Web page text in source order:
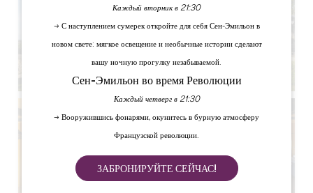
Каждый вторник в 21:30
→ С наступлением сумерек откройте для себя Сен-Эмильон в
новом свете: мягкое освещение и необычные истории сделают
вашу ночную прогулку незабываемой.
Сен-Эмильон во время Революции
Каждый четверг в 21:30
→ Вооружившись фонарями, окунитесь в бурную атмосферу
Французской революции.
ЗАБРОНИРУЙТЕ СЕЙЧАС!